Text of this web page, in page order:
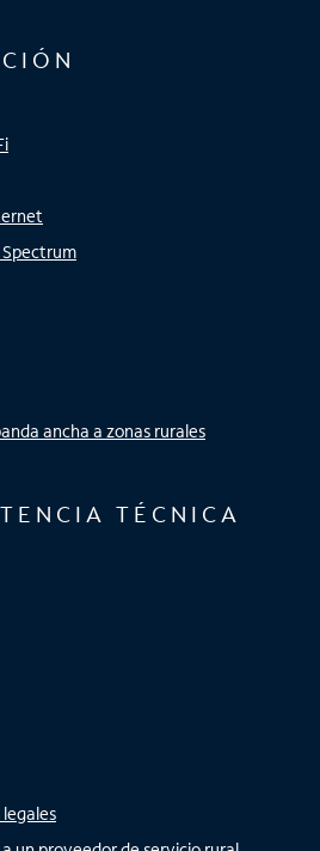
ancha a zonas rurales
TÉCNICA